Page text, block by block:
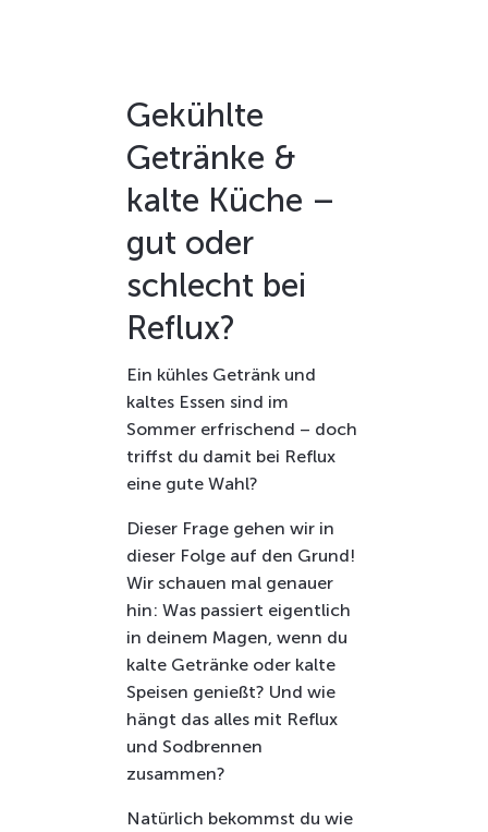
Gekühlte
Getränke &
kalte Küche –
gut oder
schlecht bei
Reflux?
Ein kühles Getränk und
kaltes Essen sind im
Sommer erfrischend – doch
triffst du damit bei Reflux
eine gute Wahl?
Dieser Frage gehen wir in
dieser Folge auf den Grund!
Wir schauen mal genauer
hin: Was passiert eigentlich
in deinem Magen, wenn du
kalte Getränke oder kalte
Speisen genießt? Und wie
hängt das alles mit Reflux
und Sodbrennen
zusammen?
Natürlich bekommst du wie